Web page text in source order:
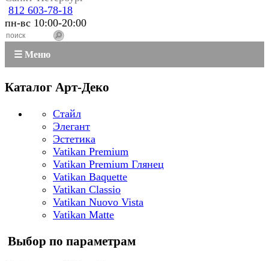
812 603-78-18
пн-вс 10:00-20:00
☰ Меню
Каталог Арт-Деко
Стайл
Элегант
Эстетика
Vatikan Premium
Vatikan Premium Глянец
Vatikan Baquette
Vatikan Classio
Vatikan Nuovo Vista
Vatikan Matte
Выбор по параметрам